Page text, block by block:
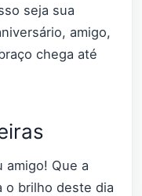
seja sua
amigo,
chega até
amigo! Que a
o brilho deste dia